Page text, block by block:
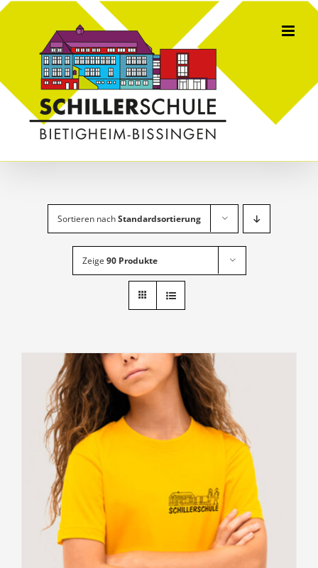
Skip
Sortieren nachStandardsortierung
Zeige 90 Produkte